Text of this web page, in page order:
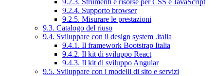
9.2.3. Strumenti e risorse per CSS e JavaScript
9.2.4. Supporto browser
9.2.5. Misurare le prestazioni
9.3. Catalogo del riuso
9.4. Sviluppare con il design system .italia
9.4.1. Il framework Bootstrap Italia
9.4.2. Il kit di sviluppo React
9.4.3. Il kit di sviluppo Angular
9.5. Sviluppare con i modelli di sito e servizi